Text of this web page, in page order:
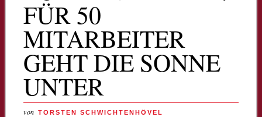
FÜR 50
MITARBEITER
GEHT DIE SONNE
UNTER
von TORSTEN SCHWICHTENHÖVEL